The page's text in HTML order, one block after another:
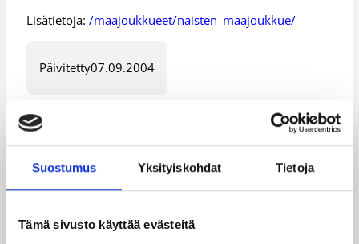
Suostumus Yksityiskohdat Tietoja
Tämä sivusto käyttää evästeitä
Lisätietoja:/maajoukkueet/naisten_maajoukkue/
Päivitetty07.09.2004
Henkilöt
Ei Ole Riikka Terävä
Risto Piipari